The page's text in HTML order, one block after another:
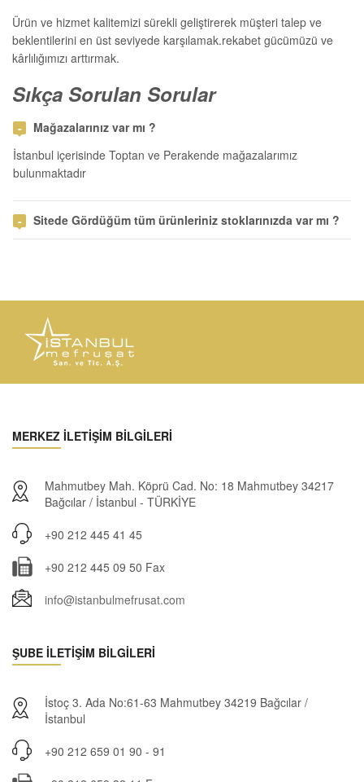
Ürün ve hizmet kalitemizi sürekli geliştirerek müşteri talep ve
beklentilerini en üst seviyede karşılamak.rekabet gücümüzü ve
kârlılığımızı arttırmak.
Sıkça Sorulan Sorular
Mağazalarınız var mı ?
İstanbul içerisinde Toptan ve Perakende mağazalarımız
bulunmaktadır
Sitede Gördüğüm tüm ürünleriniz stoklarınızda var mı ?
MERKEZ İLETİŞİM BİLGİLERİ
Mahmutbey Mah. Köprü Cad. No: 18 Mahmutbey 34217
Bağcılar / İstanbul - TÜRKİYE
+90 212 445 41 45
+90 212 445 09 50 Fax
info@istanbulmefrusat.com
ŞUBE İLETİŞİM BİLGİLERİ
İstoç 3. Ada No:61-63 Mahmutbey 34219 Bağcılar /
İstanbul
+90 212 659 01 90 - 91